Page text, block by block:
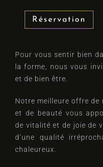
Réservation
Pour vous sentir bien
la forme, nous vous
et de bien être.
Notre meilleure offre de
et de beauté vous
de vitalité et de joie de
d’une qualité
chaleureux.
1